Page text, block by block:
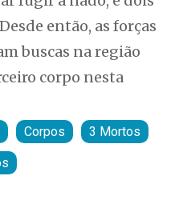
então, as forças
buscas na região
corpo nesta
Corpos 3 Mortos